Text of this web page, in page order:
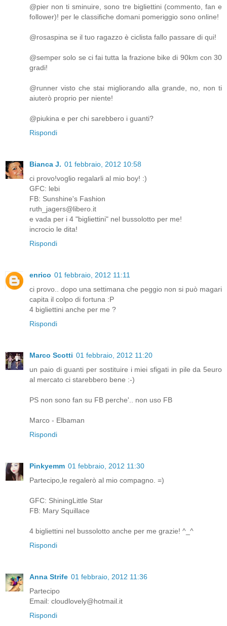
@pier non ti sminuire, sono tre bigliettini (commento, fan e
follower)! per le classifiche domani pomeriggio sono online!
@rosaspina se il tuo ragazzo è ciclista fallo passare di qui!
@semper solo se ci fai tutta la frazione bike di 90km con 30
gradi!
@runner visto che stai migliorando alla grande, no, non ti
aiuterò proprio per niente!
@piukina e per chi sarebbero i guanti?
Rispondi
Bianca J. 01 febbraio, 2012 10:58
ci provo!voglio regalarli al mio boy! :)
GFC: lebi
FB: Sunshine's Fashion
ruth_jagers@libero.it
e vada per i 4 "bigliettini" nel bussolotto per me!
incrocio le dita!
Rispondi
enrico 01 febbraio, 2012 11:11
ci provo.. dopo una settimana che peggio non si può magari
capita il colpo di fortuna :P
4 bigliettini anche per me ?
Rispondi
Marco Scotti 01 febbraio, 2012 11:20
un paio di guanti per sostituire i miei sfigati in pile da 5euro
al mercato ci starebbero bene :-)
PS non sono fan su FB perche'.. non uso FB
Marco - Elbaman
Rispondi
Pinkyemm 01 febbraio, 2012 11:30
Partecipo,le regalerò al mio compagno. =)
GFC: ShiningLittle Star
FB: Mary Squillace
4 bigliettini nel bussolotto anche per me grazie! ^_^
Rispondi
Anna Strife 01 febbraio, 2012 11:36
Partecipo
Email: cloudlovely@hotmail.it
Rispondi